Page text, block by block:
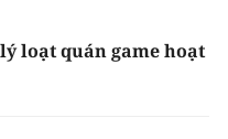
loạt quán game hoạt